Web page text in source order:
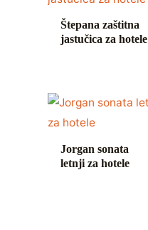
Štepana zaštitna
jastučica za hotele
Jorgan sonata
letnji za hotele